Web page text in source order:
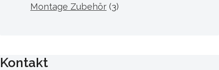
Montage Zubehör (3)
Kontakt